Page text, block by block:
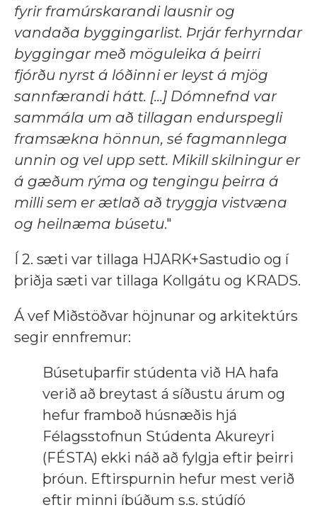
fyrir framúrskarandi lausnir og
vandaða byggingarlist. Þrjár ferhyrndar
byggingar með möguleika á þeirri
fjórðu nyrst á lóðinni er leyst á mjög
sannfærandi hátt. [...] Dómnefnd var
sammála um að tillagan endurspegli
framsækna hönnun, sé fagmannlega
unnin og vel upp sett. Mikill skilningur er
á gæðum rýma og tengingu þeirra á
milli sem er ætlað að tryggja vistvæna
og heilnæma búsetu."
Í 2. sæti var tillaga HJARK+Sastudio og í
þriðja sæti var tillaga Kollgátu og KRADS.
Á vef Miðstöðvar höjnunar og arkitektúrs
segir ennfremur:
Búsetuþarfir stúdenta við HA hafa
verið að breytast á síðustu árum og
hefur framboð húsnæðis hjá
Félagsstofnun Stúdenta Akureyri
(FÉSTA) ekki náð að fylgja eftir þeirri
þróun. Eftirspurnin hefur mest verið
eftir minni íbúðum s.s. stúdíó